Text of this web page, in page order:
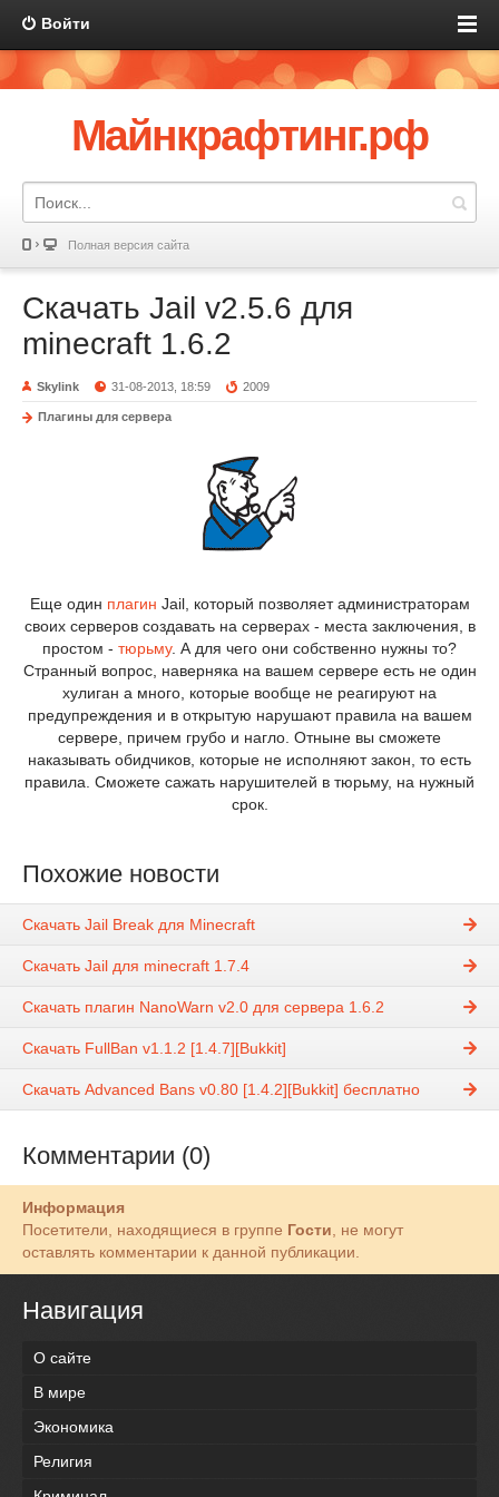
Войти
Майнкрафтинг.рф
Полная версия сайта
Скачать Jail v2.5.6 для
minecraft 1.6.2
Skylink 31-08-2013, 18:59 2009
Плагины для сервера
Еще один плагин Jail, который позволяет администраторам
своих серверов создавать на серверах - места заключения, в
простом - тюрьму. А для чего они собственно нужны то?
Странный вопрос, наверняка на вашем сервере есть не один
хулиган а много, которые вообще не реагируют на
предупреждения и в открытую нарушают правила на вашем
сервере, причем грубо и нагло. Отныне вы сможете
наказывать обидчиков, которые не исполняют закон, то есть
правила. Сможете сажать нарушителей в тюрьму, на нужный
срок.
Похожие новости
Скачать Jail Break для Minecraft
Скачать Jail для minecraft 1.7.4
Скачать плагин NanoWarn v2.0 для сервера 1.6.2
Скачать FullBan v1.1.2 [1.4.7][Bukkit]
Скачать Advanced Bans v0.80 [1.4.2][Bukkit] бесплатно
Комментарии (0)
Информация
Посетители, находящиеся в группе Гости, не могут
оставлять комментарии к данной публикации.
Навигация
О сайте
В мире
Экономика
Религия